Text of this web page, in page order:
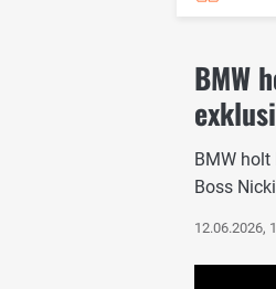
BMW
BMW holt
Boss
12.06.2026,